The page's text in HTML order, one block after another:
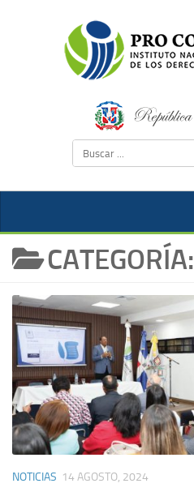
CATEGORÍA:
NOTICIAS 14 AGOSTO, 2024